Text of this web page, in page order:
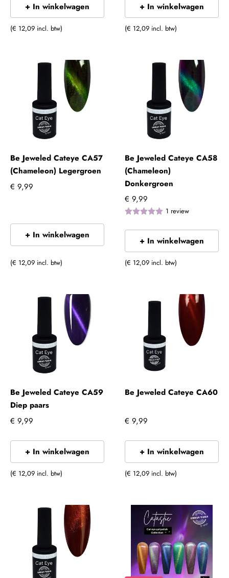
+ In winkelwagen
(€ 12,09 incl. btw)
+ In winkelwagen
(€ 12,09 incl. btw)
Be Jeweled Cateye CA57
(Chameleon) Legergroen
€ 9,99
+ In winkelwagen
(€ 12,09 incl. btw)
Be Jeweled Cateye CA58
(Chameleon)
Donkergroen
€ 9,99
1 review
+ In winkelwagen
(€ 12,09 incl. btw)
Be Jeweled Cateye CA59
Diep paars
€ 9,99
+ In winkelwagen
(€ 12,09 incl. btw)
Be Jeweled Cateye CA60
€ 9,99
+ In winkelwagen
(€ 12,09 incl. btw)